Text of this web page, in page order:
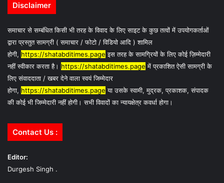
Disclaimer
समाचार से सम्बंधित किसी भी तरह के विवाद के लिए साइट के कुछ तत्वों में उपयोगकर्ताओं
द्वारा प्रस्तुत सामग्री ( समाचार / फोटो / विडियो आदि ) शामिल
होगी, https://shatabditimes.page इस तरह के सामग्रियों के लिए कोई ज़िम्मेदारी
नहीं स्वीकार करता है। https://shatabditimes.page में प्रकाशित ऐसी सामग्री के
लिए संवाददाता / खबर देने वाला स्वयं जिम्मेदार
होगा, https://shatabditimes.page या उसके स्वामी, मुद्रक, प्रकाशक, संपादक
की कोई भी जिम्मेदारी नहीं होगी। सभी विवादों का न्यायक्षेत्र कवर्धा होगा।
Contact Us :
Editor:
Durgesh Singh .